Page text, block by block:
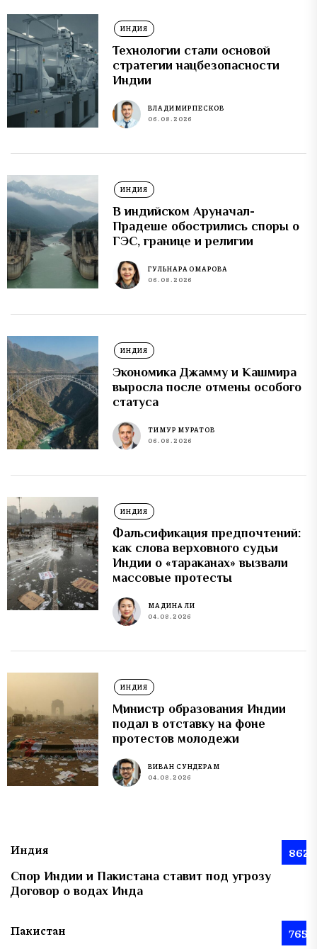
ИНДИЯ
Технологии стали основой
стратегии нацбезопасности
Индии
ВЛАДИМИР ПЕСКОВ
06.08.2026
ИНДИЯ
В индийском Аруначал-
Прадеше обострились споры о
ГЭС, границе и религии
ГУЛЬНАРА ОМАРОВА
06.08.2026
ИНДИЯ
Экономика Джамму и Кашмира
выросла после отмены особого
статуса
ТИМУР МУРАТОВ
06.08.2026
ИНДИЯ
Фальсификация предпочтений:
как слова верховного судьи
Индии о «тараканах» вызвали
массовые протесты
МАДИНА ЛИ
04.08.2026
ИНДИЯ
Министр образования Индии
подал в отставку на фоне
протестов молодежи
ВИВАН СУНДЕРАМ
04.08.2026
Индия 862
Спор Индии и Пакистана ставит под угрозу
Договор о водах Инда
Пакистан 765